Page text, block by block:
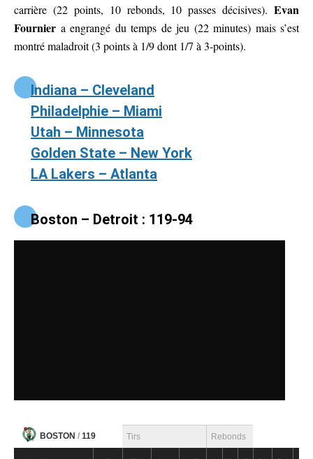
carrière (22 points, 10 rebonds, 10 passes décisives). Evan
Fournier a engrangé du temps de jeu (22 minutes) mais s’est
montré maladroit (3 points à 1/9 dont 1/7 à 3-points).
Indiana – Cleveland
Philadelphie – Miami
Utah – Minnesota
Golden State – New York
LA Lakers – Atlanta
Boston – Detroit : 119-94
BOSTON / 119 Tirs Rebonds